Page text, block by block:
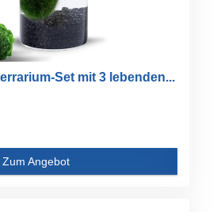
Set mit 3 lebenden...
Zum Angebot